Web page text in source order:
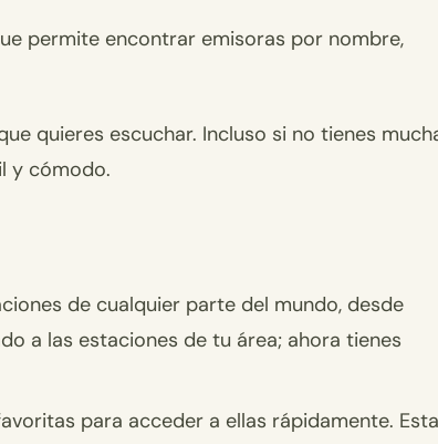
permite encontrar emisoras por nombre,
quieres escuchar. Incluso si no tienes
y cómodo.
de cualquier parte del mundo, desde
a las estaciones de tu área; ahora tienes
para acceder a ellas rápidamente. Esta